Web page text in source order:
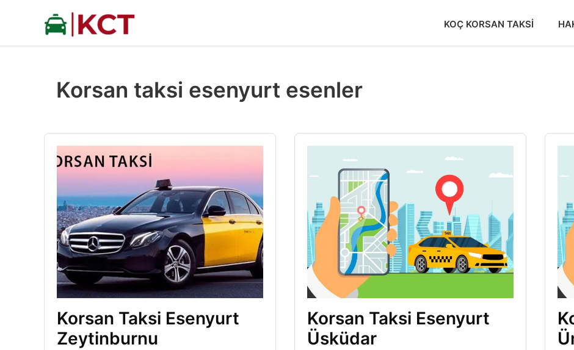
KOÇ KORSAN TAKSI
Korsan taksi esenyurt esenler
Korsan Taksi Esenyurt
Zeytinburnu
Korsan Taksi Esenyurt
Üsküdar